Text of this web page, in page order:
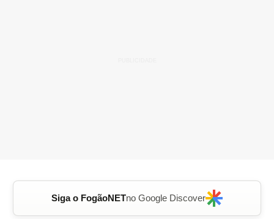
Siga o FogãoNETno Google Discover